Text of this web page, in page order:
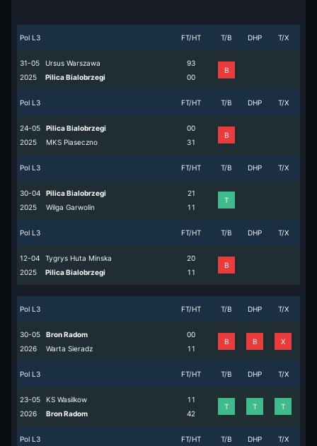
Pol L3 FT/HT T/B DHP T/X
31-05
2025
Ursus Warszawa
Pilica Bialobrzegi
9
0
3
0
B
Pol L3 FT/HT T/B DHP T/X
24-05
2025
Pilica Bialobrzegi
MKS Piaseczno
0
3
0
1
B
Pol L3 FT/HT T/B DHP T/X
30-04
2025
Pilica Bialobrzegi
Wilga Garwolin
2
1
1
1
T
Pol L3 FT/HT T/B DHP T/X
12-04
2025
Tygrys Huta Minska
Pilica Bialobrzegi
2
1
0
1
B
Pol L3 FT/HT T/B DHP T/X
30-05
2026
Bron Radom
Warta Sieradz
0
1
0
1
B B X
Pol L3 FT/HT T/B DHP T/X
23-05
2026
KS Wasilkow
Bron Radom
1
4
1
2
T T T
Pol L3 FT/HT T/B DHP T/X